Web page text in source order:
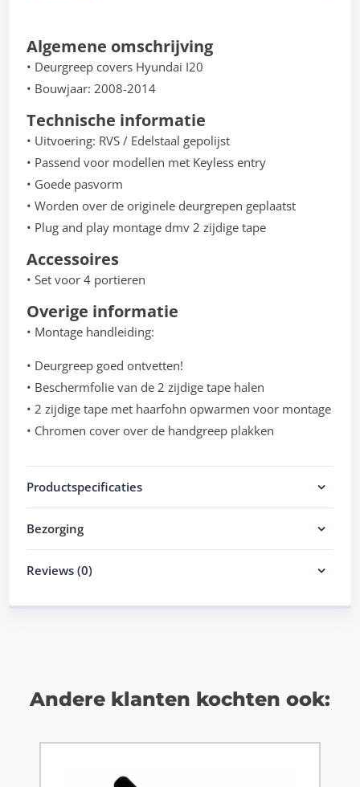
Algemene omschrijving
• Deurgreep covers Hyundai I20
• Bouwjaar: 2008-2014
Technische informatie
• Uitvoering: RVS / Edelstaal gepolijst
• Passend voor modellen met Keyless entry
• Goede pasvorm
• Worden over de originele deurgrepen geplaatst
• Plug and play montage dmv 2 zijdige tape
Accessoires
• Set voor 4 portieren
Overige informatie
• Montage handleiding:
• Deurgreep goed ontvetten!
• Beschermfolie van de 2 zijdige tape halen
• 2 zijdige tape met haarfohn opwarmen voor montage
• Chromen cover over de handgreep plakken
Productspecificaties
Bezorging
Reviews (0)
Andere klanten kochten ook: